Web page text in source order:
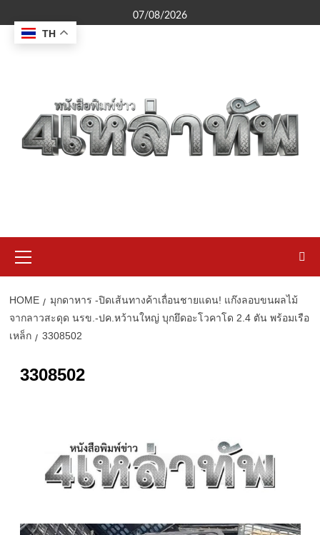
to
content
07/08/2026
Menu
HOME
มุกดาหาร -ปิดเส้นทางค้าเถื่อนชายแดน! แก๊งลอบขนผลไม้
จากลาวสะดุด นรข.-ปค.หว้านใหญ่ บุกยึดอะโวคาโด 2.4 ตัน พร้อมเรือ
เหล็ก
3308502
3308502
TH